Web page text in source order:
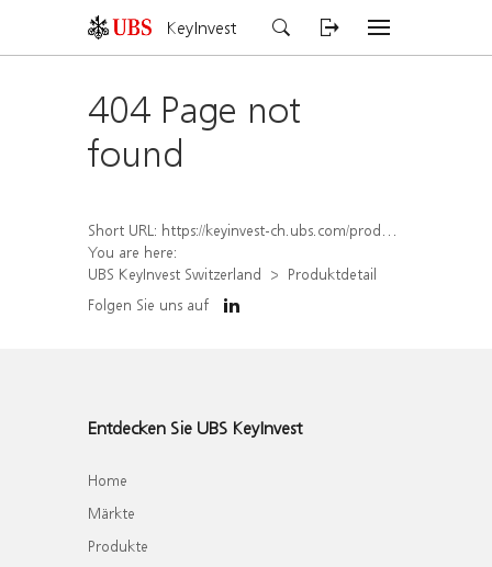
KeyInvest
404 Page not
found
Short URL: https://keyinvest-ch.ubs.com/produkt/detail/index/isin/CH1558308495
You are here:
UBS KeyInvest Switzerland
Produktdetail
Folgen Sie uns auf
Entdecken Sie UBS KeyInvest
Home
Märkte
Produkte